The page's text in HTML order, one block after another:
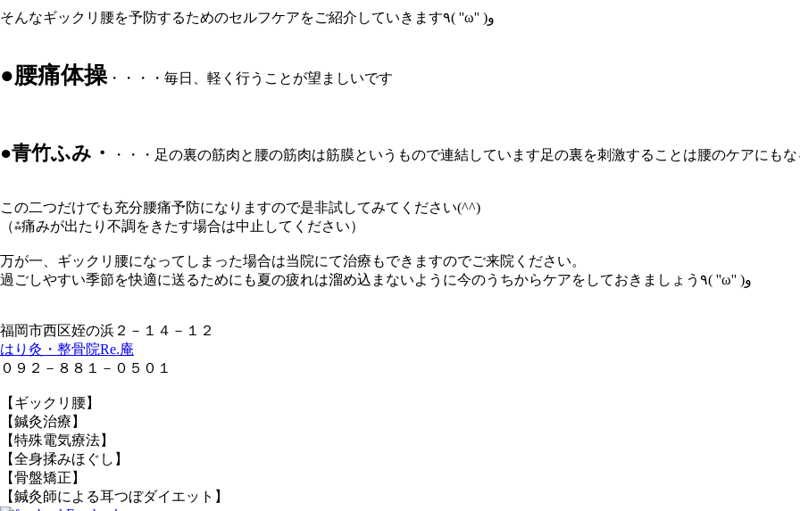
そんなギックリ腰を予防するためのセルフケアをご紹介していきます٩( ''ω'' )و
●腰痛体操 ・・・・毎日、軽く行うことが望ましいです
●青竹ふみ・
この二つだけでも充分腰痛予防になりますので是非試してみてください(^^)
（⁂痛みが出たり不調をきたす場合は中止してください）
万が一、ギックリ腰になってしまった場合は当院にて治療もできますのでご来院ください。
過ごしやすい季節を快適に送るためにも夏の疲れは溜め込まないように今のうちからケアをしておきましょう٩( ''ω'' )و
福岡市西区姪の浜２－１４－１２
はり灸・整骨院Re.庵
０９２－８８１－０５０１
【ギックリ腰】
【鍼灸治療】
【特殊電気療法】
【全身揉みほぐし】
【骨盤矯正】
【鍼灸師による耳つぼダイエット】